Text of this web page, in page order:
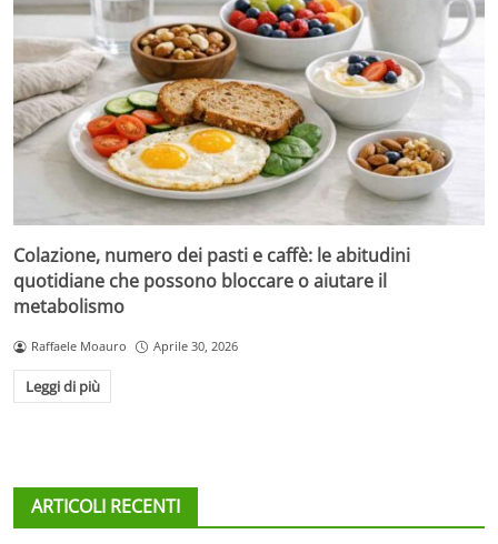
Colazione, numero dei pasti e caffè: le abitudini
quotidiane che possono bloccare o aiutare il
metabolismo
Raffaele Moauro Aprile 30, 2026
Leggi di più
ARTICOLI RECENTI